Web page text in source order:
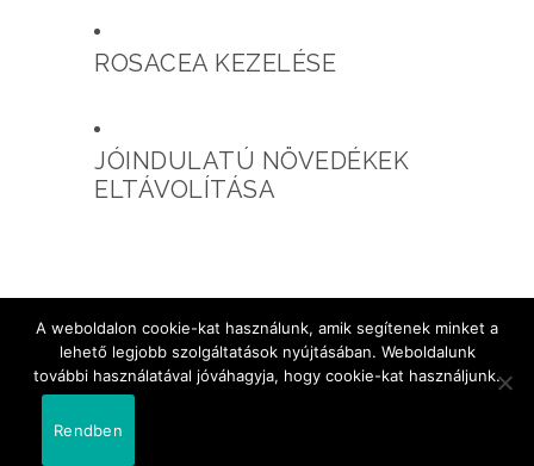
ROSACEA KEZELÉSE
JÓINDULATÚ NÖVEDÉKEK
ELTÁVOLÍTÁSA
Copyright © 2019 Botoxclinic | Minden jog
fenntartva
A weboldalon cookie-kat használunk, amik segítenek minket a
lehető legjobb szolgáltatások nyújtásában. Weboldalunk
további használatával jóváhagyja, hogy cookie-kat használjunk.
Rendben